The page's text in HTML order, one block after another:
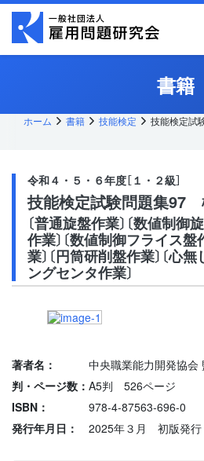
メ
ン
書籍
ホーム 書籍 技能検定 技能検定試
令和４・５・６年度［１・２級］
技能検定試験問題集97
〔普通旋盤作業〕〔数値制御
作業〕〔数値制御フライス盤
業〕〔円筒研削盤作業〕〔心
ングセンタ作業〕
著者名：
中央職業能力開発協会
判・ページ数： A5判 526ページ
ISBN：
978-4-87563-696-0
発行年月日：
2025年３月 初版発行